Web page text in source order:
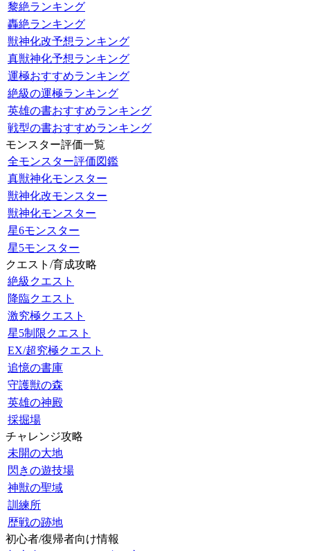
黎絶ランキング
轟絶ランキング
獣神化改予想ランキング
真獣神化予想ランキング
運極おすすめランキング
絶級の運極ランキング
英雄の書おすすめランキング
戦型の書おすすめランキング
モンスター評価一覧
全モンスター評価図鑑
真獣神化モンスター
獣神化改モンスター
獣神化モンスター
星6モンスター
星5モンスター
クエスト/育成攻略
絶級クエスト
降臨クエスト
激究極クエスト
星5制限クエスト
EX/超究極クエスト
追憶の書庫
守護獣の森
英雄の神殿
採掘場
チャレンジ攻略
未開の大地
閃きの遊技場
神獣の聖域
訓練所
歴戦の跡地
初心者/復帰者向け情報